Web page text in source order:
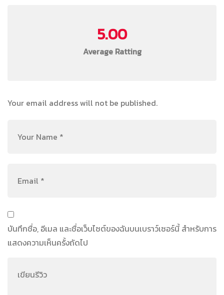
5.00
Average Ratting
Your email address will not be published.
บันทึกชื่อ, อีเมล และชื่อเว็บไซต์ของฉันบนเบราว์เซอร์นี้ สำหรับการ
แสดงความเห็นครั้งถัดไป